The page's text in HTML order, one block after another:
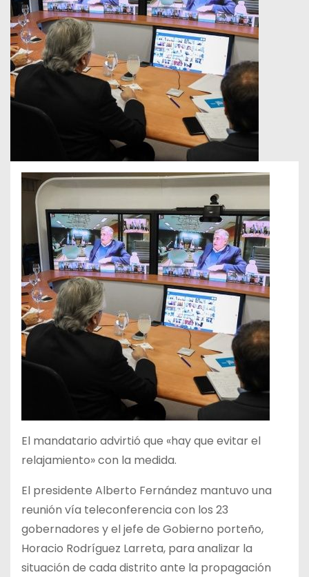
El mandatario advirtió que «hay que evitar el
relajamiento» con la medida.
El presidente Alberto Fernández mantuvo una
reunión vía teleconferencia con los 23
gobernadores y el jefe de Gobierno porteño,
Horacio Rodríguez Larreta, para analizar la
situación de cada distrito ante la propagación